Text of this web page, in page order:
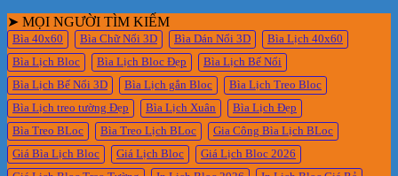
➤ MỌI NGƯỜI TÌM KIẾM
Bìa 40x60 Bìa Chữ Nổi 3D Bìa Dán Nổi 3D
Bìa Lịch 40x60
Bìa Lịch Bloc
Bìa Lịch Bloc Đẹp
Bìa Lịch Bế Nổi
Bìa Lịch Bế Nổi 3D
Bìa Lịch gắn Bloc
Bìa Lịch Treo Bloc
Bìa Lịch treo tường Đẹp
Bìa Lịch Xuân
Bìa Lịch Đẹp
Bìa Treo BLoc
Bìa Treo Lịch BLoc
Gia Công Bìa Lịch BLoc
Giá Bìa Lịch Bloc
Giá Lịch Bloc
Giá Lịch Bloc 2026